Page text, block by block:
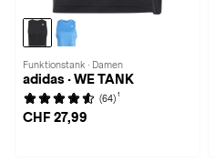
Funktionstank · Damen
adidas · WE TANK
(64) 1
CHF 27,99